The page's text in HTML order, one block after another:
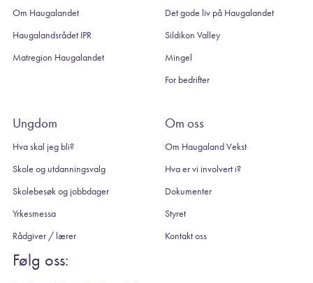
Om Haugalandet
Haugalandsrådet IPR
Matregion Haugalandet
Det gode liv på Haugalandet
Sildikon Valley
Mingel
For bedrifter
Ungdom
Hva skal jeg bli?
Skole og utdanningsvalg
Skolebesøk og jobbdager
Yrkesmessa
Rådgiver / lærer
Om oss
Om Haugaland Vekst
Hva er vi involvert i?
Dokumenter
Styret
Kontakt oss
Følg oss: